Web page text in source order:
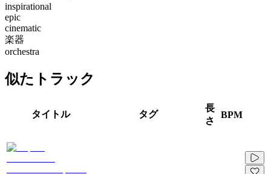
inspirational
epic
cinematic
楽器
orchestra
似たトラック
タイトル タグ
長
さ
BPM